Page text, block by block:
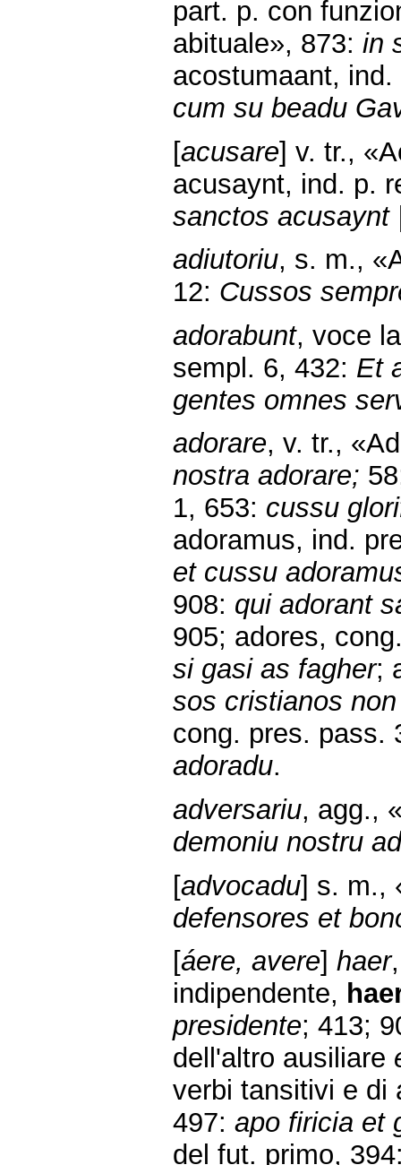
part. p. con
abituale», 873: in
acostumaant,
cum su beadu
[acusare] v. tr.,
acusaynt, ind. p.
sanctos acusaynt
adiutoriu, s. m.,
12: Cussos
adorabunt, voce
sempl. 6, 432: Et
gentes omnes
adorare, v. tr.,
nostra adorare;
1, 653: cussu
adoramus, ind.
et cussu
908: qui adorant
905; adores,
si gasi as fagher;
sos cristianos
cong. pres. pass.
adoradu.
adversariu, agg.,
demoniu nostru
[advocadu] s. m.,
defensores et
[áere, avere] haer
indipendente,
presidente; 413;
dell'altro ausiliare
verbi tansitivi e di
497: apo firicia et
del fut. primo,